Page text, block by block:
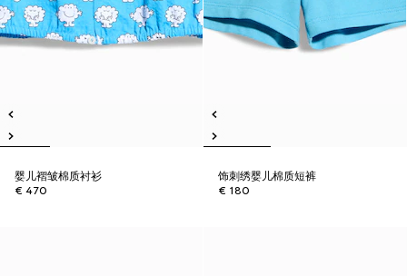
婴儿褶皱棉质衬衫
€ 470
饰刺绣婴儿棉质短裤
€ 180